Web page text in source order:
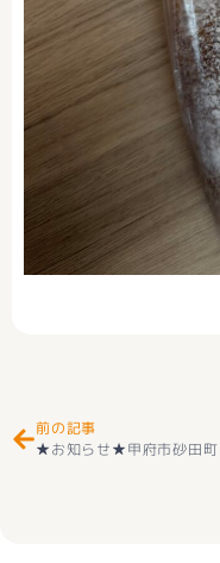
前の記事